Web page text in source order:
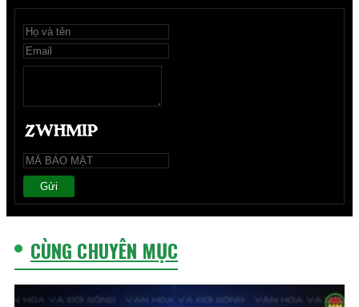
Gửi
CÙNG CHUYÊN MỤC